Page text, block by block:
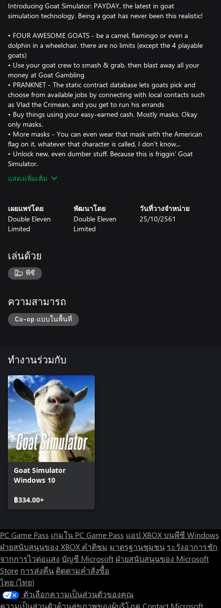
Introducing Goat Simulator: PAYDAY, the latest in goat
simulation technology. Being a goat has never been this realistic!
• FOUR AWESOME GOATS - be a camel, flamingo or even a
dolphin in a wheelchair, there are no limits (except the 4 playable
goats)
• Use your goat crew to smash & grab, then blast away all your
money at Goat Gambling
• PRANKNET - The static contract database lets goats pick and
choose from available jobs by connecting with local contacts such
as Vlad the Crimean, and you get to run his errands
• Buy things using your easy-earned cash. Mostly masks. Okay
only masks.
• More masks - You can even wear that mask with the American
flag on it, whatever that character is called, I don’t know...
• Unlock new, even dumber stuff. Because this is friggin’ Goat
Simulator.
แสดงเพิ่มเติม
เผยแพร่โดย
Double Eleven
Limited
พัฒนาโดย
Double Eleven
Limited
วันที่วางจำหน่าย
25/10/2561
เล่นด้วย
พีซี
ความสามารถ
Co-op แบบในพื้นที่
ทำงานร่วมกับ
Goat Simulator
Windows 10
฿334.00+
PC Game Pass เกมใน PC Game Pass แอป XBOX บนพีซี Windows
ฝ่ายสนับสนุนของ XBOX คำติชม มาตรฐานชุมชน ระวังอาการชัก
จากการไวต่อแสง บัญชี Microsoft ฝ่ายสนับสนุนของ Microsoft
Store การส่งคืน ติดตามคำสั่งซื้อ
ไทย (ไทย)
ตัวเลือกความเป็นส่วนตัวของคุณ
ความเป็นส่วนตัวด้านสุขภาพของผู้บริโภค Contact Microsoft